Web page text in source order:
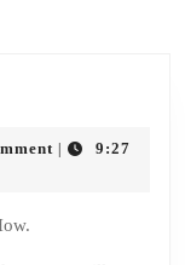
9:27